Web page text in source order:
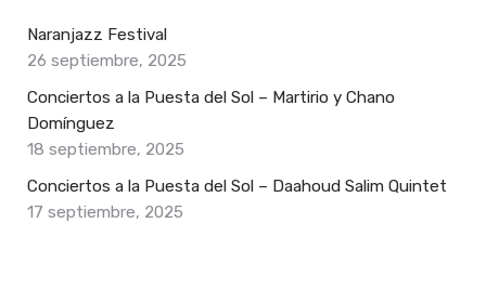
Naranjazz Festival
26 septiembre, 2025
Conciertos a la Puesta del Sol – Martirio y Chano
Domínguez
18 septiembre, 2025
Conciertos a la Puesta del Sol – Daahoud Salim Quintet
17 septiembre, 2025